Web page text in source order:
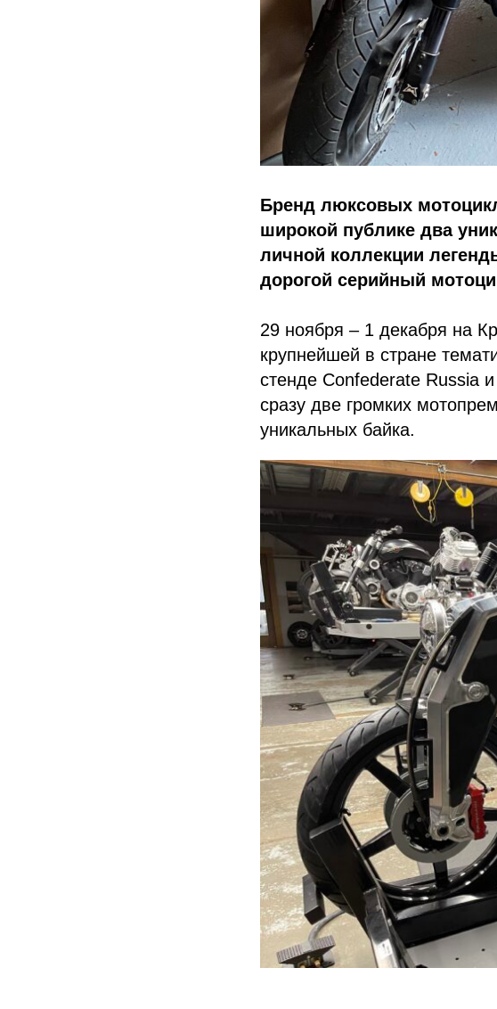
Бренд люксовых
широкой публике два
личной коллекции
дорогой серийный
29 ноября – 1 декабря на
крупнейшей в стране
стенде Confederate Russia
сразу две громких
уникальных байка.